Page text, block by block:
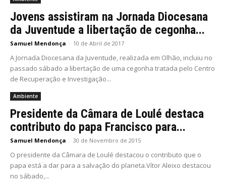
Jovens assistiram na Jornada Diocesana
da Juventude a libertação de cegonha...
Samuel Mendonça - 10 de Abril de 2017
A Jornada Diocesana da Juventude, realizada em Olhão, incluiu no
passado sábado a libertação de uma cegonha tratada pelo Centro
de Recuperação e Investigação...
Ambiente
Presidente da Câmara de Loulé destaca
contributo do papa Francisco para...
Samuel Mendonça - 30 de Novembro de 2015
O presidente da Câmara de Loulé destacou o contributo que o
papa está a dar para a salvação do planeta.Vítor Aleixo destacou
no sábado,...